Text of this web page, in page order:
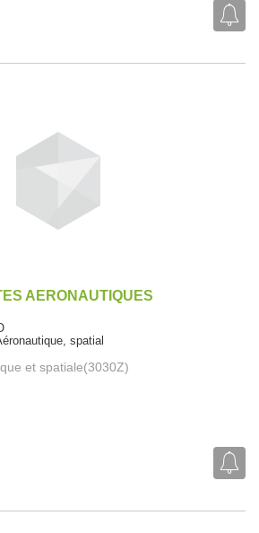
AERONAUTIQUES
spatial
et spatiale(3030Z)